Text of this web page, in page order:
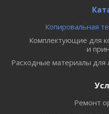
Копировальная
Комплектующие для
и
Расходные материалы
Ремонт